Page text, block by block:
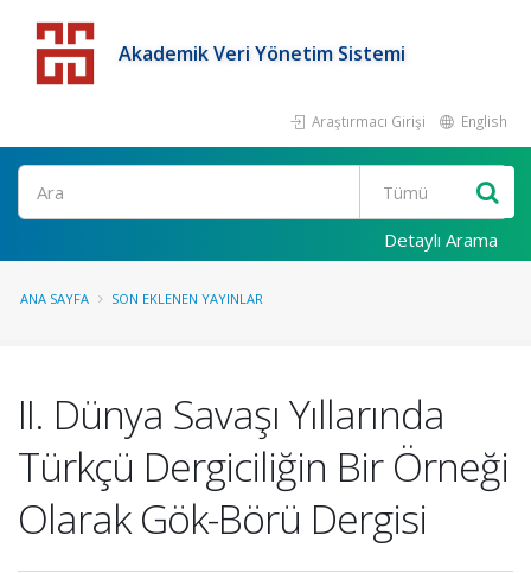
Akademik Veri Yönetim Sistemi
Araştırmacı Girişi English
Detaylı Arama
ANA SAYFA SON EKLENEN YAYINLAR
II. Dünya Savaşı Yıllarında
Türkçü Dergiciliğin Bir Örneği
Olarak Gök-Börü Dergisi